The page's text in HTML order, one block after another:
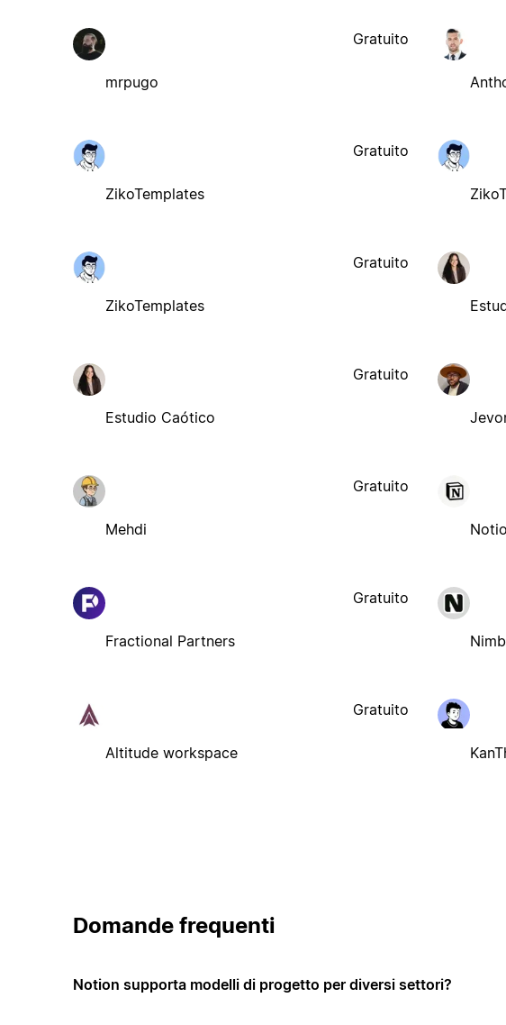
mrpugo
Gratuito
ZikoTemplates
Gratuito
ZikoTemplates
Gratuito
Estudio Caótico
Gratuito
Mehdi
Gratuito
Fractional Partners
Gratuito
Altitude workspace
Gratuito
Domande frequenti
Notion supporta modelli di progetto per diversi settori?